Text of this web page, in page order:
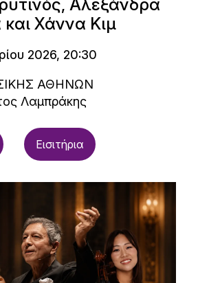
Αλεξάνδρα
Χάννα Κιμ
2026, 20:30
ΑΘΗΝΩΝ
Λαμπράκης
Εισιτήρια